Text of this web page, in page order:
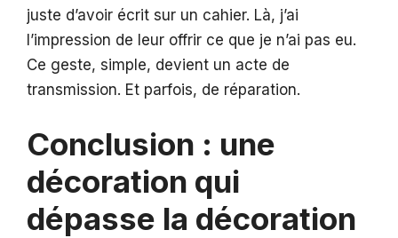
juste d’avoir écrit sur un cahier. Là, j’ai
l’impression de leur offrir ce que je n’ai pas eu.
Ce geste, simple, devient un acte de
transmission. Et parfois, de réparation.
Conclusion : une
décoration qui
dépasse la décoration